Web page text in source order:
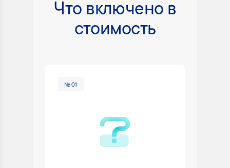
Что включено в
стоимость
№ 01